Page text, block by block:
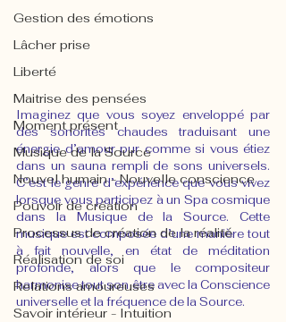
Gestion des émotions
Lâcher prise
Liberté
Maitrise des pensées
Moment présent
Musique de la Source
Nouvel humain - Nouvelle conscience
Pouvoir de création
Processus de création de la réalité
Réalisation de soi
Relations amoureuses
Savoir intérieur - Intuition
Imaginez que vous soyez enveloppé par
des sonorités chaudes traduisant une
énergie d’amour pur comme si vous étiez
dans un sauna rempli de sons universels.
C’est le genre d’expérience que vous vivez
lorsque vous participez à un Spa cosmique
dans la Musique de la Source. Cette
musique est composée d’une manière tout
à fait nouvelle, en état de méditation
profonde, alors que le compositeur
harmonise tout son être avec la Conscience
universelle et la fréquence de la Source.